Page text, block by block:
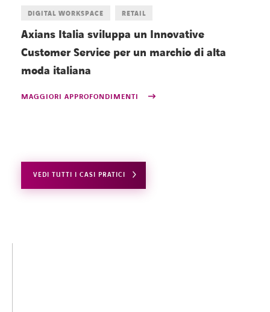
DIGITAL WORKSPACE RETAIL
Axians Italia sviluppa un Innovative
Customer Service per un marchio di alta
moda italiana
MAGGIORI APPROFONDIMENTI
VEDI TUTTI I CASI PRATICI